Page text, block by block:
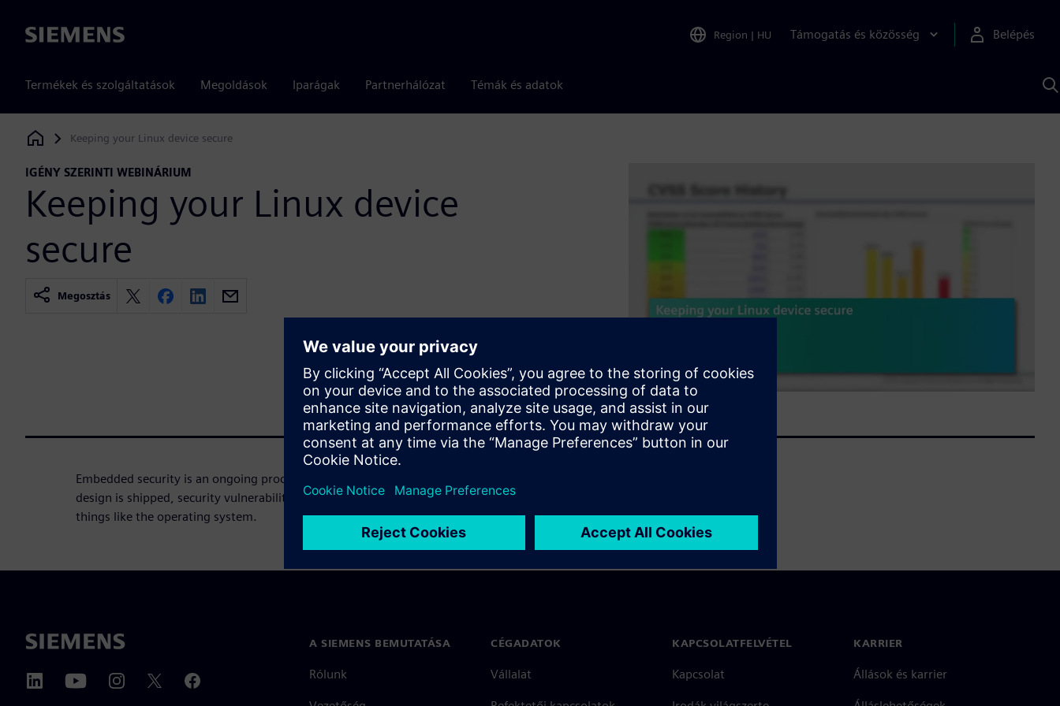
Siemens Region | HU Támogatás és közösség Belépés
Termékek és szolgáltatások Megoldások Iparágak Partnerhálózat Témák és adatok
Siemens Digital Industries Software
Keeping your Linux device secure
IGÉNY SZERINTI WEBINÁRIUM
Keeping your Linux device
secure
Megosztás
Embedded security is an ongoing process, not a one-time effort. Even after your
design is shipped, security vulnerabilities are certain to be discovered - even in
things like the operating system.
A SIEMENS BEMUTATÁSA
Rólunk
CÉGADATOK
Vállalat
KAPCSOLATFELVÉTEL
Kapcsolat
KARRIER
Állások és karrier